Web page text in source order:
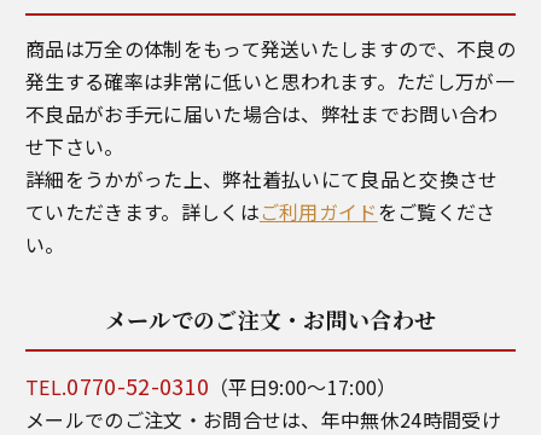
商品は万全の体制をもって発送いたしますので、不良の
発生する確率は非常に低いと思われます。ただし万が一
不良品がお手元に届いた場合は、弊社までお問い合わ
せ下さい。
詳細をうかがった上、弊社着払いにて良品と交換させ
ていただきます。詳しくはご利用ガイドをご覧くださ
い。
メールでのご注文・お問い合わせ
TEL.0770-52-0310 （平日9:00～17:00）
メールでのご注文・お問合せは、年中無休24時間受け